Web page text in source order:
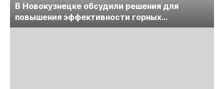
В Новокузнецке обсудили решения для
повышения эффективности горных
предприятий